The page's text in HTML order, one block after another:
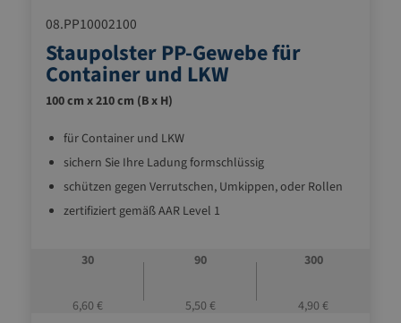
08.PP10002100
Staupolster PP-Gewebe für
Container und LKW
100 cm x 210 cm (B x H)
für Container und LKW
sichern Sie Ihre Ladung formschlüssig
schützen gegen Verrutschen, Umkippen, oder Rollen
zertifiziert gemäß AAR Level 1
bedruckt mit Anwendungshinweisen und maximalen
30
6,60 €
90
5,50 €
300
4,90 €